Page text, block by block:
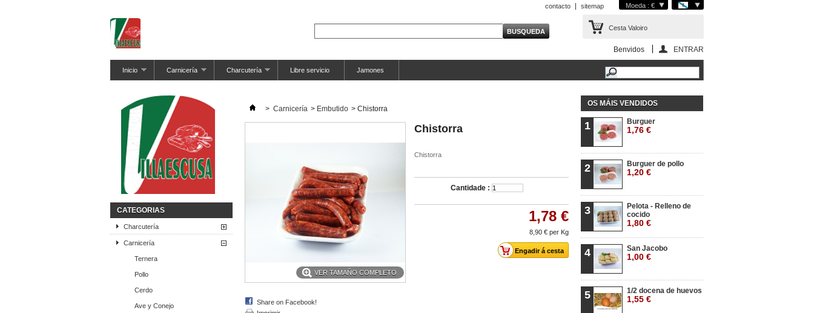
Moeda : €
contacto sitemap
Cesta Valoiro
Benvidos ENTRAR
Inicio Carnicería Charcutería Libre servicio Jamones
CATEGORIAS
Charcutería
Carnicería
Ternera
Pollo
Cerdo
Ave y Conejo
> Carnicería > Embutido > Chistorra
VER TAMAÑO COMPLETO
Share on Facebook!
Chistorra
Chistorra
Cantidade :
1,78 €
8,90 € per Kg
OS MÁIS VENDIDOS
1 Burguer
1,76 €
2 Burguer de pollo
1,20 €
3
Pelota - Relleno de
cocido
1,80 €
4 San Jacobo
1,00 €
5 1/2 docena de huevos
1,55 €